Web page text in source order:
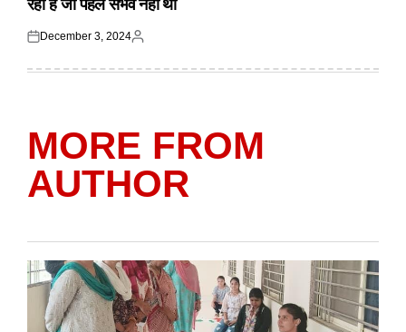
रहा है जो पहले संभव नहीं था
Posted
December 3, 2024
Posted
MORE FROM
AUTHOR